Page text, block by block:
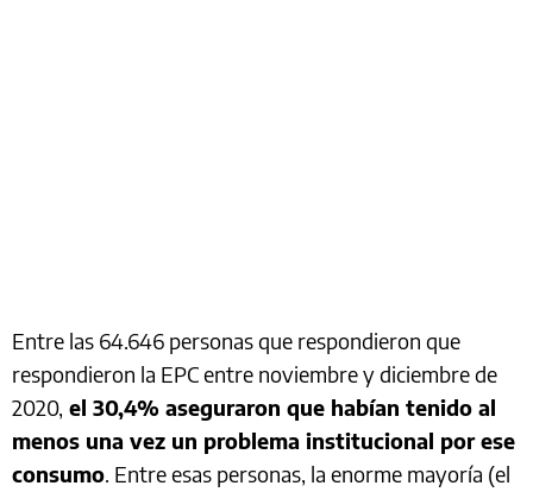
Entre las 64.646 personas que respondieron que
respondieron la EPC entre noviembre y diciembre de
2020, el 30,4% aseguraron que habían tenido al
menos una vez un problema institucional por ese
consumo. Entre esas personas, la enorme mayoría (el